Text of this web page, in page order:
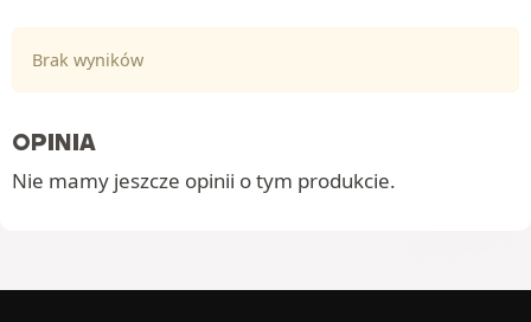
Brak wyników
OPINIA
Nie mamy jeszcze opinii o tym produkcie.